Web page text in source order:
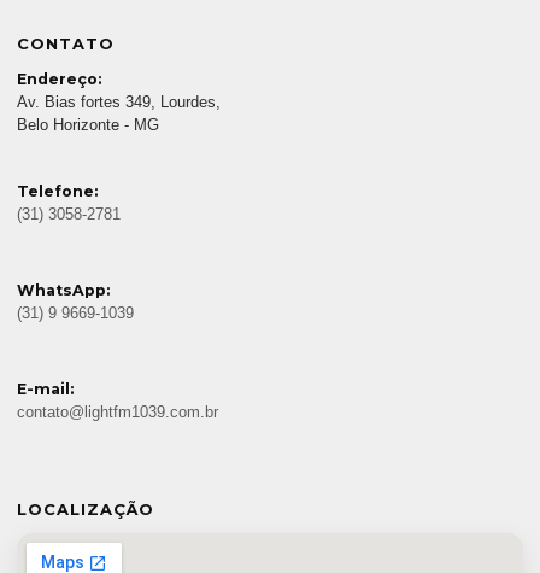
CONTATO
Endereço:
Av. Bias fortes 349, Lourdes,
Belo Horizonte - MG
Telefone:
(31) 3058-2781
WhatsApp:
(31) 9 9669-1039
E-mail:
contato@lightfm1039.com.br
LOCALIZAÇÃO